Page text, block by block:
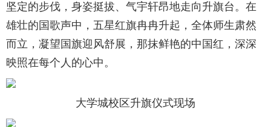
坚定的步伐，身姿挺拔、气宇轩昂地走向升旗台。在
雄壮的国歌声中，五星红旗冉冉升起，全体师生肃然
而立，凝望国旗迎风舒展，那抹鲜艳的中国红，深深
映照在每个人的心中。
大学城校区升旗仪式现场